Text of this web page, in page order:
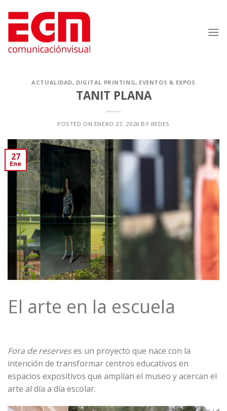
contenido
ACTUALIDAD, DIGITAL PRINTING, EVENTOS & EXPOS
TANIT PLANA
POSTED ON ENERO 27, 2026 BY REDES
27
Ene
El arte en la escuela
Fora de reserveses un proyecto que nace con la
intención de transformar centros educativos en
espacios expositivos que amplían el museo y acercan el
arte al día a día escolar.